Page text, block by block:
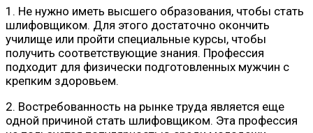
1. Не нужно иметь высшего образования, чтобы стать
шлифовщиком. Для этого достаточно окончить
училище или пройти специальные курсы, чтобы
получить соответствующие знания. Профессия
подходит для физически подготовленных мужчин с
крепким здоровьем.
2. Востребованность на рынке труда является еще
одной причиной стать шлифовщиком. Эта профессия